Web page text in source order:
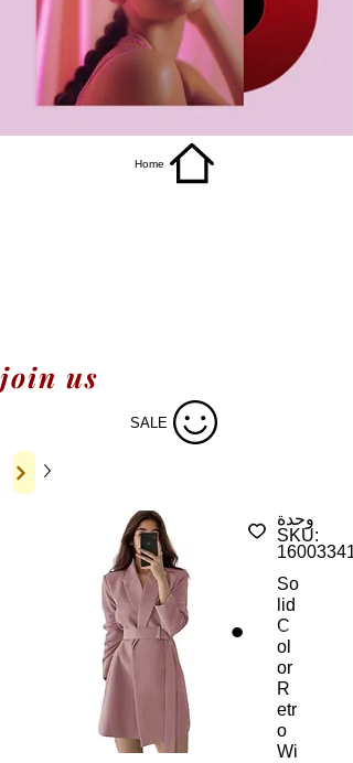
Home
join us
SALE
وحدة
SKU:
So
lid
C
ol
or
R
etr
o
Wi